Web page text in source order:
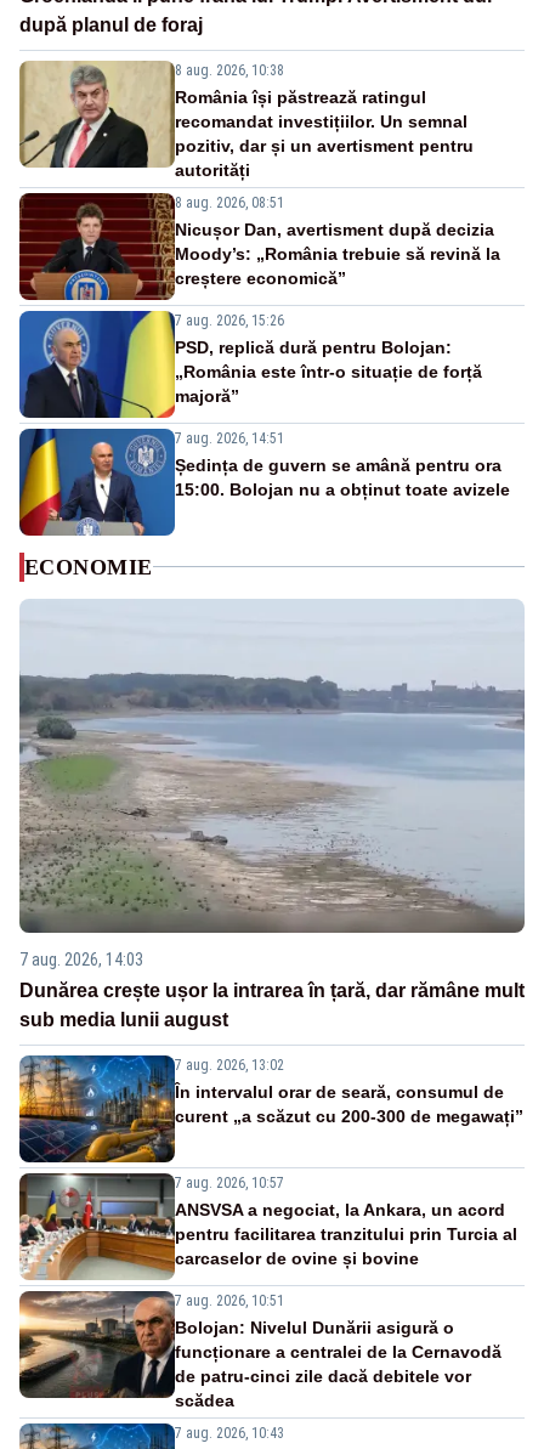
după planul de foraj
8 aug. 2026, 10:38
România își păstrează ratingul
recomandat investițiilor. Un semnal
pozitiv, dar și un avertisment pentru
autorități
8 aug. 2026, 08:51
Nicușor Dan, avertisment după decizia
Moody’s: „România trebuie să revină la
creștere economică”
7 aug. 2026, 15:26
PSD, replică dură pentru Bolojan:
„România este într-o situație de forță
majoră”
7 aug. 2026, 14:51
Ședința de guvern se amână pentru ora
15:00. Bolojan nu a obținut toate avizele
ECONOMIE
7 aug. 2026, 14:03
Dunărea crește ușor la intrarea în țară, dar rămâne mult
sub media lunii august
7 aug. 2026, 13:02
În intervalul orar de seară, consumul de
curent „a scăzut cu 200-300 de megawați”
7 aug. 2026, 10:57
ANSVSA a negociat, la Ankara, un acord
pentru facilitarea tranzitului prin Turcia al
carcaselor de ovine și bovine
7 aug. 2026, 10:51
Bolojan: Nivelul Dunării asigură o
funcționare a centralei de la Cernavodă
de patru-cinci zile dacă debitele vor
scădea
7 aug. 2026, 10:43